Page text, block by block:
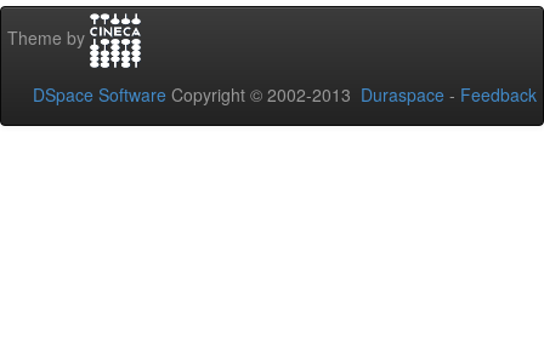
Theme by
DSpace Software Copyright © 2002-2013 Duraspace - Feedback